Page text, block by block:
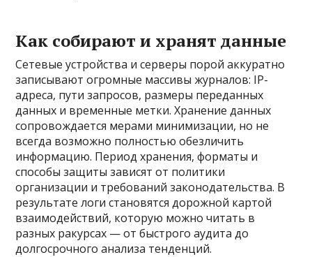
Как собирают и хранят данные
Сетевые устройства и серверы порой аккуратно
записывают огромные массивы журналов: IP-
адреса, пути запросов, размеры переданных
данных и временные метки. Хранение данных
сопровождается мерами минимизации, но не
всегда возможно полностью обезличить
информацию. Период хранения, форматы и
способы защиты зависят от политики
организации и требований законодательства. В
результате логи становятся дорожной картой
взаимодействий, которую можно читать в
разных ракурсах — от быстрого аудита до
долгосрочного анализа тенденций.